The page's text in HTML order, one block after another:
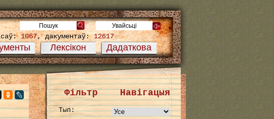
Лексікон Дадаткова
1067, дакументаў:12617
Фільтр Навігацыя
Тып: